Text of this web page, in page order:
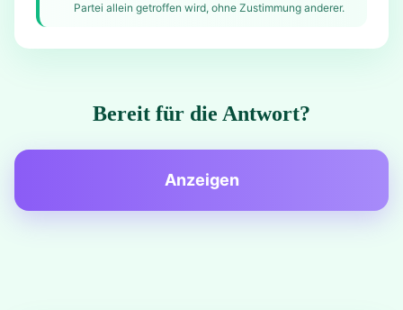
Partei allein getroffen wird, ohne Zustimmung anderer.
Bereit für die Antwort?
Anzeigen